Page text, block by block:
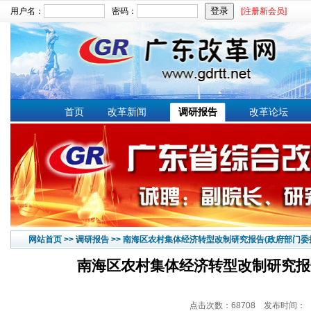
用户名： 密码： [注册新会员]
文章搜索：
首页 改革新闻 调研报告 改革论坛
网站首页 >> 调研报告 >> 南海区农村集体经济转型改制研究报告(政府部门委
南海区农村集体经济转型改制研究
点击次数：68708 发布时间：